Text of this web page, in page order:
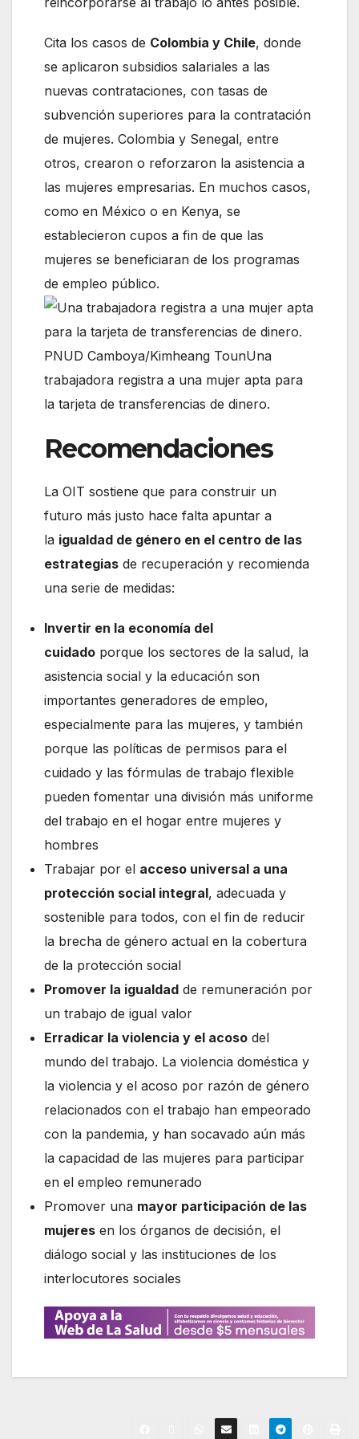
Cita los casos de Colombia y Chile, donde
se aplicaron subsidios salariales a las
nuevas contrataciones, con tasas de
subvención superiores para la contratación
de mujeres. Colombia y Senegal, entre
otros, crearon o reforzaron la asistencia a
las mujeres empresarias. En muchos casos,
como en México o en Kenya, se
establecieron cupos a fin de que las
mujeres se beneficiaran de los programas
de empleo público.
PNUD Camboya/Kimheang TounUna
trabajadora registra a una mujer apta para
la tarjeta de transferencias de dinero.
Recomendaciones
La OIT sostiene que para construir un
futuro más justo hace falta apuntar a
la igualdad de género en el centro de las
estrategias de recuperación y recomienda
una serie de medidas:
Invertir en la economía del
cuidado porque los sectores de la salud, la
asistencia social y la educación son
importantes generadores de empleo,
especialmente para las mujeres, y también
porque las políticas de permisos para el
cuidado y las fórmulas de trabajo flexible
pueden fomentar una división más uniforme
del trabajo en el hogar entre mujeres y
hombres
Trabajar por el acceso universal a una
protección social integral, adecuada y
sostenible para todos, con el fin de reducir
la brecha de género actual en la cobertura
de la protección social
Promover la igualdad de remuneración por
un trabajo de igual valor
Erradicar la violencia y el acoso del
mundo del trabajo. La violencia doméstica y
la violencia y el acoso por razón de género
relacionados con el trabajo han empeorado
con la pandemia, y han socavado aún más
la capacidad de las mujeres para participar
en el empleo remunerado
Promover una mayor participación de las
mujeres en los órganos de decisión, el
diálogo social y las instituciones de los
interlocutores sociales